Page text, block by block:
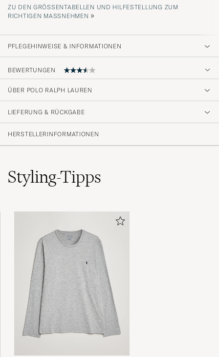
ZU DEN GRÖSSENTABELLEN UND HILFESTELLUNG ZUM R
ICHTIGEN MASSNEHMEN
»
PFLEGEHINWEISE & INFORMATIONEN
BEWERTUNGEN
3.9
(7)
(0)
Perfekte
SUSANNE HVASS A
GEKAUFT AM AUF CAREOFCARL.DK
Ottimo prodotto
FABIO V GEKAUFT AM AUF CAREOFCARL.IT
Bra men lite för höga i grenen.
ÜBER POLO RALPH LAUREN
LIEFERUNG & RÜCKGABE
HERSTELLERINFORMATIONEN
Styling-Tipps